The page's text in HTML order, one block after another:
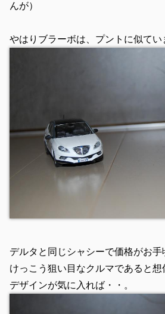
んが）
やはりブラーボは、プントに似てい
デルタと同じシャシーで価格がお手
けっこう狙い目なクルマであると想
デザインが気に入れば・・。